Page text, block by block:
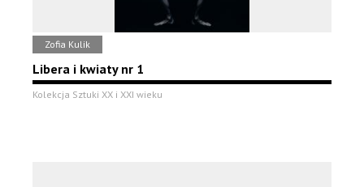
Zofia Kulik
Libera i kwiaty nr 1
Kolekcja Sztuki XX i XXI wieku